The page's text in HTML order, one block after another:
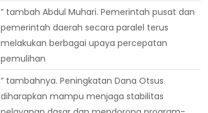
” tambah Abdul Muhari. Pemerintah pusat dan
pemerintah daerah secara paralel terus
melakukan berbagai upaya percepatan
pemulihan
” tambahnya. Peningkatan Dana Otsus
diharapkan mampu menjaga stabilitas